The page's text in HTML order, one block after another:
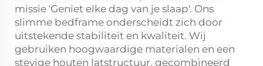
missie 'Geniet elke dag van je slaap'. Ons
slimme bedframe onderscheidt zich door
uitstekende stabiliteit en kwaliteit. Wij
gebruiken hoogwaardige materialen en een
stevige houten latstructuur, gecombineerd